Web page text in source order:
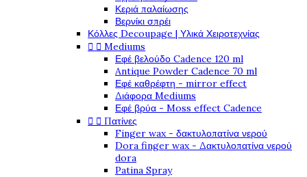
Κεριά παλαίωσης
Βερνίκι σπρέι
Κόλλες Decoupage | Υλικά Χειροτεχνίας
  Mediums
Εφέ βελούδο Cadence 120 ml
Antique Powder Cadence 70 ml
Εφέ καθρέφτη - mirror effect
Διάφορα Mediums
Εφέ βρύα - Moss effect Cadence
  Πατίνες
Finger wax - δακτυλοπατίνα νερού
Dora finger wax - Δακτυλοπατίνα νερού
dora
Patina Spray